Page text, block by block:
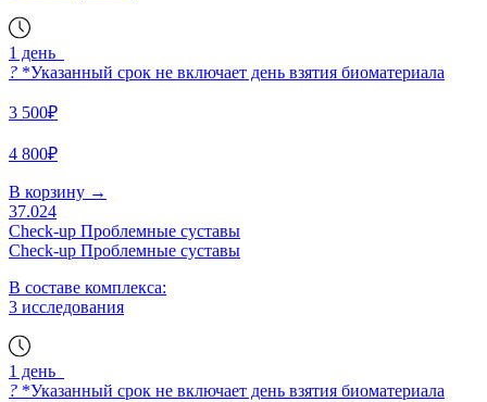
1 день
? *Указанный срок не включает день взятия биоматериала
3 500₽
4 800₽
В корзину →
37.024
Check-up Проблемные суставы
Check-up Проблемные суставы
В составе комплекса:
3 исследования
1 день
? *Указанный срок не включает день взятия биоматериала